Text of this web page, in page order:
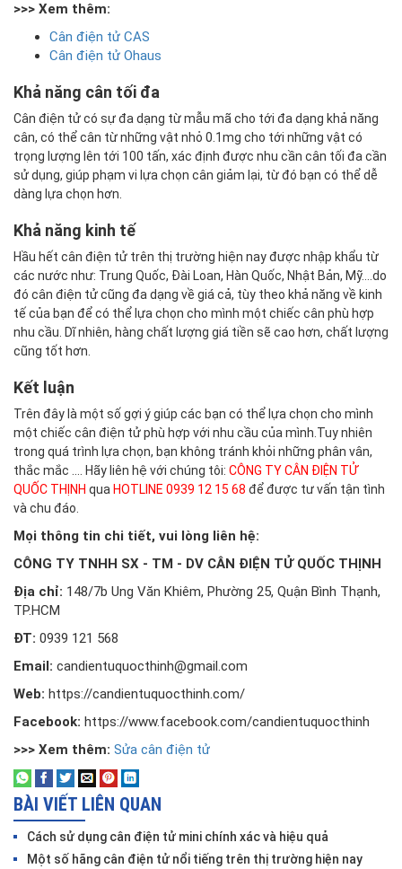
>>> Xem thêm:
Cân điện tử CAS
Cân điện tử Ohaus
Khả năng cân tối đa
Cân điện tử có sự đa dạng từ mẫu mã cho tới đa dạng khả năng
cân, có thể cân từ những vật nhỏ 0.1mg cho tới những vật có
trọng lượng lên tới 100 tấn, xác định được nhu cần cân tối đa cần
sử dụng, giúp phạm vi lựa chọn cân giảm lại, từ đó bạn có thể dễ
dàng lựa chọn hơn.
Khả năng kinh tế
Hầu hết cân điện tử trên thị trường hiện nay được nhập khẩu từ
các nước như: Trung Quốc, Đài Loan, Hàn Quốc, Nhật Bản, Mỹ....do
đó cân điện tử cũng đa dạng về giá cả, tùy theo khả năng về kinh
tế của bạn để có thể lựa chọn cho mình một chiếc cân phù hợp
nhu cầu. Dĩ nhiên, hàng chất lượng giá tiền sẽ cao hơn, chất lượng
cũng tốt hơn.
Kết luận
Trên đây là một số gợi ý giúp các bạn có thể lựa chọn cho mình
một chiếc cân điện tử phù hợp với nhu cầu của mình.Tuy nhiên
trong quá trình lựa chọn, bạn không tránh khỏi những phân vân,
thắc mắc .... Hãy liên hệ với chúng tôi: CÔNG TY CÂN ĐIỆN TỬ
QUỐC THỊNH qua HOTLINE 0939 12 15 68 để được tư vấn tận tình
và chu đáo.
Mọi thông tin chi tiết, vui lòng liên hệ:
CÔNG TY TNHH SX - TM - DV CÂN ĐIỆN TỬ QUỐC THỊNH
Địa chỉ: 148/7b Ung Văn Khiêm, Phường 25, Quận Bình Thạnh,
TP.HCM
ĐT: 0939 121 568
Email: candientuquocthinh@gmail.com
Web: https://candientuquocthinh.com/
Facebook: https://www.facebook.com/candientuquocthinh
>>> Xem thêm: Sửa cân điện tử
BÀI VIẾT LIÊN QUAN
Cách sử dụng cân điện tử mini chính xác và hiệu quả
Một số hãng cân điện tử nổi tiếng trên thị trường hiện nay